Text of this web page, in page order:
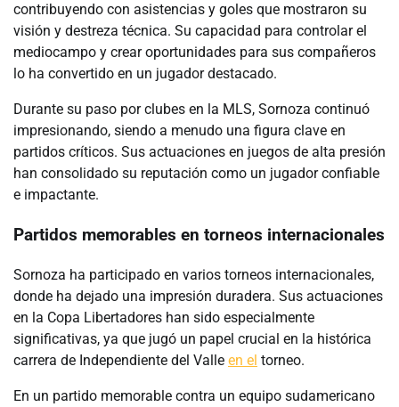
contribuyendo con asistencias y goles que mostraron su
visión y destreza técnica. Su capacidad para controlar el
mediocampo y crear oportunidades para sus compañeros
lo ha convertido en un jugador destacado.
Durante su paso por clubes en la MLS, Sornoza continuó
impresionando, siendo a menudo una figura clave en
partidos críticos. Sus actuaciones en juegos de alta presión
han consolidado su reputación como un jugador confiable
e impactante.
Partidos memorables en torneos internacionales
Sornoza ha participado en varios torneos internacionales,
donde ha dejado una impresión duradera. Sus actuaciones
en la Copa Libertadores han sido especialmente
significativas, ya que jugó un papel crucial en la histórica
carrera de Independiente del Valle en el torneo.
En un partido memorable contra un equipo sudamericano